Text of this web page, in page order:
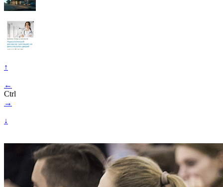
↑
←
Ctrl
→
↓